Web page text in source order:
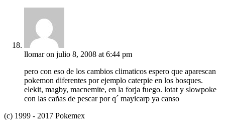
llomar on julio 8, 2008 at 6:44 pm
pero con eso de los cambios climaticos espero que aparescan
pokemon diferentes por ejemplo caterpie en los bosques.
elekit, magby, macnemite, en la forja fuego. lotat y slowpoke
con las cañas de pescar por q´ mayicarp ya canso
(c) 1999 - 2017 Pokemex